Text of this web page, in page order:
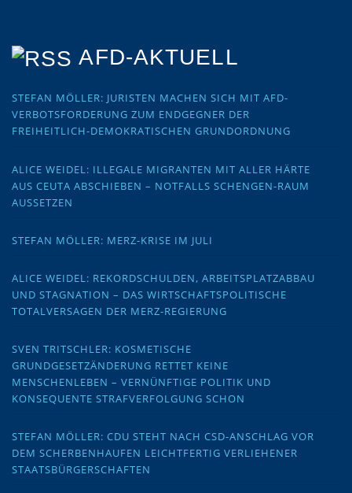
AFD-AKTUELL
STEFAN MÖLLER: JURISTEN MACHEN SICH MIT AFD-
VERBOTSFORDERUNG ZUM ENDGEGNER DER
FREIHEITLICH-DEMOKRATISCHEN GRUNDORDNUNG
ALICE WEIDEL: ILLEGALE MIGRANTEN MIT ALLER HÄRTE
AUS CEUTA ABSCHIEBEN – NOTFALLS SCHENGEN-RAUM
AUSSETZEN
STEFAN MÖLLER: MERZ-KRISE IM JULI
ALICE WEIDEL: REKORDSCHULDEN, ARBEITSPLATZABBAU
UND STAGNATION – DAS WIRTSCHAFTSPOLITISCHE
TOTALVERSAGEN DER MERZ-REGIERUNG
SVEN TRITSCHLER: KOSMETISCHE
GRUNDGESETZÄNDERUNG RETTET KEINE
MENSCHENLEBEN – VERNÜNFTIGE POLITIK UND
KONSEQUENTE STRAFVERFOLGUNG SCHON
STEFAN MÖLLER: CDU STEHT NACH CSD-ANSCHLAG VOR
DEM SCHERBENHAUFEN LEICHTFERTIG VERLIEHENER
STAATSBÜRGERSCHAFTEN